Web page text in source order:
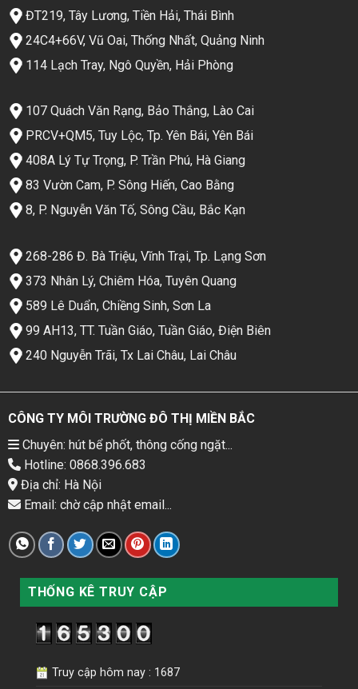
ĐT219, Tây Lương, Tiền Hải, Thái Bình
24C4+66V, Vũ Oai, Thống Nhất, Quảng Ninh
114 Lạch Tray, Ngô Quyền, Hải Phòng
107 Quách Văn Rạng, Bảo Thắng, Lào Cai
PRCV+QM5, Tuy Lộc, Tp. Yên Bái, Yên Bái
408A Lý Tự Trọng, P. Trần Phú, Hà Giang
83 Vườn Cam, P. Sông Hiến, Cao Bằng
8, P. Nguyễn Văn Tố, Sông Cầu, Bắc Kạn
268-286 Đ. Bà Triệu, Vĩnh Trại, Tp. Lạng Sơn
373 Nhân Lý, Chiêm Hóa, Tuyên Quang
589 Lê Duẩn, Chiềng Sinh, Sơn La
99 AH13, TT. Tuần Giáo, Tuần Giáo, Điện Biên
240 Nguyễn Trãi, Tx Lai Châu, Lai Châu
CÔNG TY MÔI TRƯỜNG ĐÔ THỊ MIỀN BẮC
Chuyên: hút bể phốt, thông cống ngặt...
Hotline: 0868.396.683
Địa chỉ: Hà Nội
Email: chờ cập nhật email...
THỐNG KÊ TRUY CẬP
Truy cập hôm nay : 1687